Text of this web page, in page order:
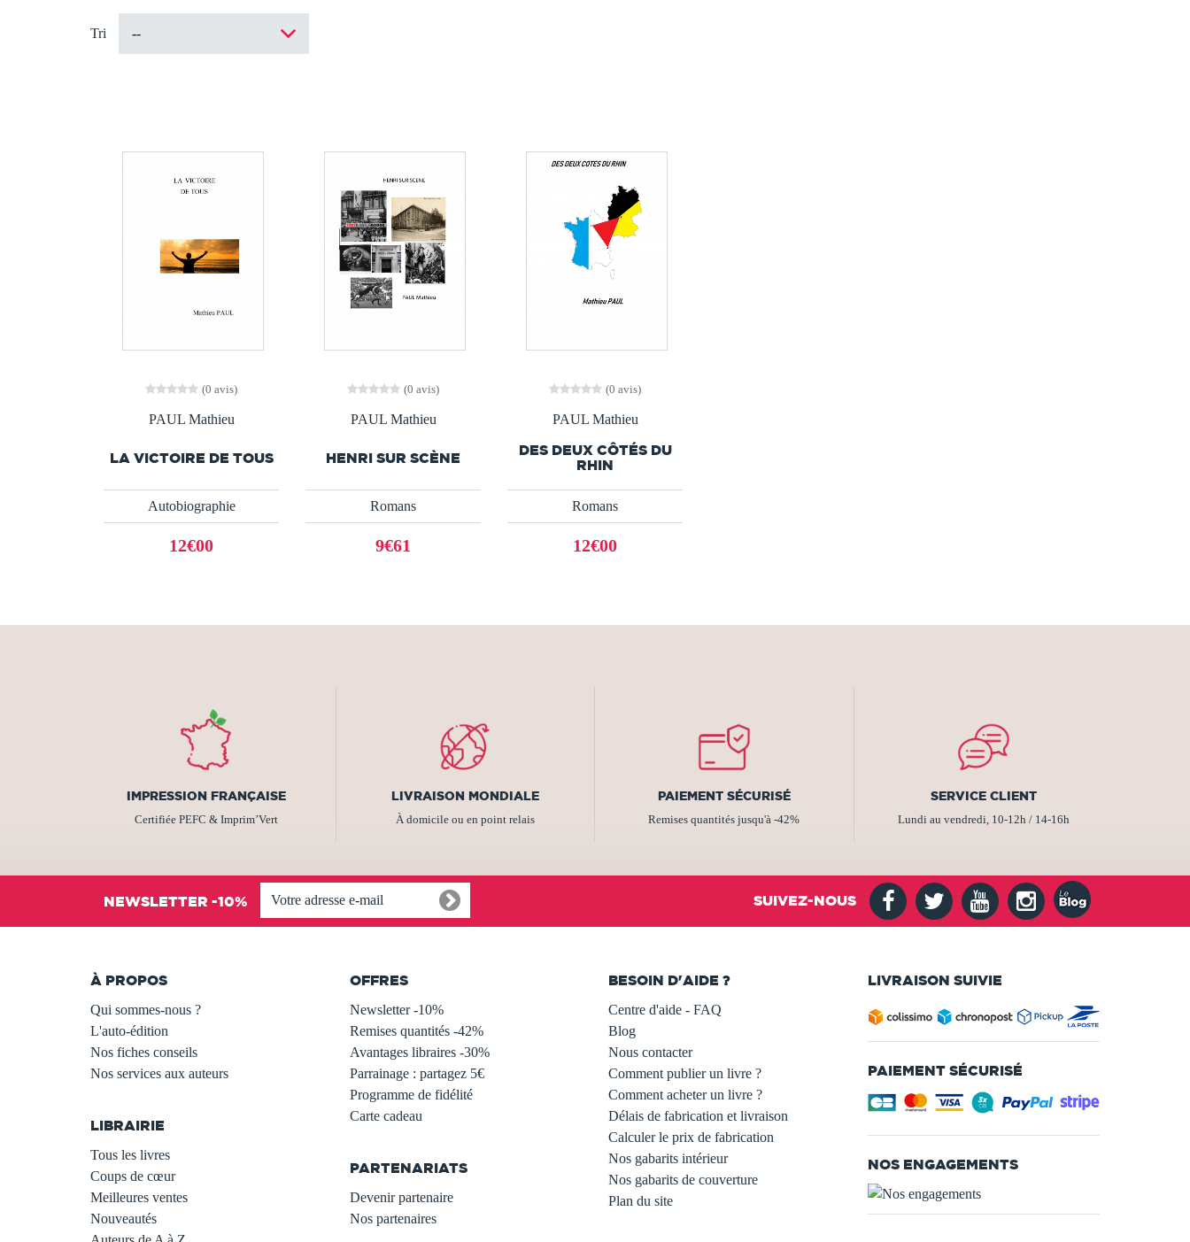
Tri
(0 avis)
PAUL Mathieu
LA VICTOIRE DE TOUS
Autobiographie
12€00
(0 avis)
PAUL Mathieu
HENRI SUR SCÈNE
Romans
9€61
(0 avis)
PAUL Mathieu
DES DEUX CÔTÉS DU
RHIN
Romans
12€00
IMPRESSION FRANÇAISE
Certifiée PEFC & Imprim’Vert
LIVRAISON MONDIALE
À domicile ou en point relais
PAIEMENT SÉCURISÉ
Remises quantités jusqu'à -42%
SERVICE CLIENT
Lundi au vendredi, 10-12h / 14-16h
NEWSLETTER -10% SUIVEZ-NOUS
À PROPOS
Qui sommes-nous ?
L'auto-édition
Nos fiches conseils
Nos services aux auteurs
LIBRAIRIE
Tous les livres
Coups de cœur
Meilleures ventes
Nouveautés
OFFRES
Newsletter -10%
Remises quantités -42%
Avantages libraires -30%
Parrainage : partagez 5€
Programme de fidélité
Carte cadeau
PARTENARIATS
Devenir partenaire
Nos partenaires
BESOIN D'AIDE ?
Centre d'aide - FAQ
Blog
Nous contacter
Comment publier un livre ?
Comment acheter un livre ?
Délais de fabrication et livraison
Calculer le prix de fabrication
Nos gabarits intérieur
Nos gabarits de couverture
Plan du site
LIVRAISON SUIVIE
PAIEMENT SÉCURISÉ
NOS ENGAGEMENTS